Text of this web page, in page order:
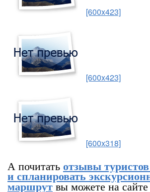
[600x423]
[600x423]
[600x318]
А почитатьотзывы
и спланировать
маршрутвы можете на сайте